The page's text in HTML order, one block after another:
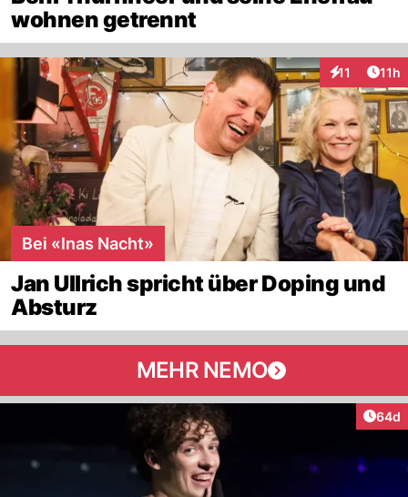
wohnen getrennt
11
Interaktionen
11h
Bei «Inas Nacht»
Jan Ullrich spricht über Doping und
Absturz
MEHR NEMO
64d